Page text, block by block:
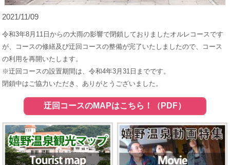
2021/11/09
令和3年8月11日からの大雨の影響で閉鎖しておりましたオルレコースです
が、コースの修繕及び迂回コースの整備が完了いたしましたので、コース
の利用を再開いたします。
※迂回コースの設置期間は、令和4年3月31日までです。
閉鎖中はご協力いただき、ありがとうございました。
迂回コースのMAPはこちら！（PDF）